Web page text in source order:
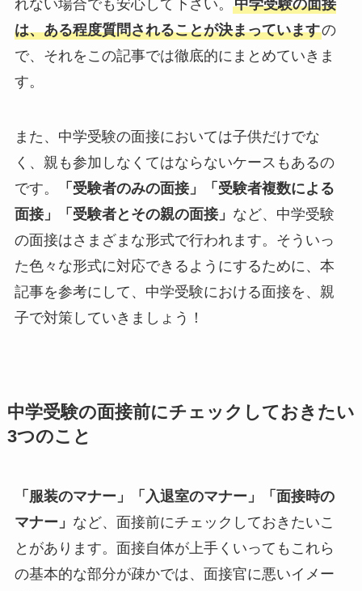
れない場合でも安心して下さい。 中学受験の面接
は、ある程度質問されることが決まっていますの
で、それをこの記事では徹底的にまとめていきま
す。
また、中学受験の面接においては子供だけでな
く、親も参加しなくてはならないケースもあるの
です。
「受験者のみの面接」「受験者複数による
面接」「受験者とその親の面接」 など、中学受験
の面接はさまざまな形式で行われます。そういっ
た色々な形式に対応できるようにするために、本
記事を参考にして、中学受験における面接を、親
子で対策していきましょう！
中学受験の面接前にチェックしておきたい
3つのこと
「服装のマナー」「入退室のマナー」「面接時の
マナー」 など、面接前にチェックしておきたいこ
とがあります。面接自体が上手くいってもこれら
の基本的な部分が疎かでは、面接官に悪いイメー